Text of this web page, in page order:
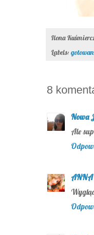
Ilona
Labels:
8
Nowa
Ale
ANNA